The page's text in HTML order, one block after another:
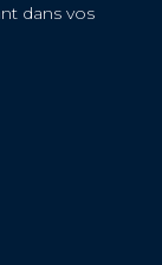
dans vos